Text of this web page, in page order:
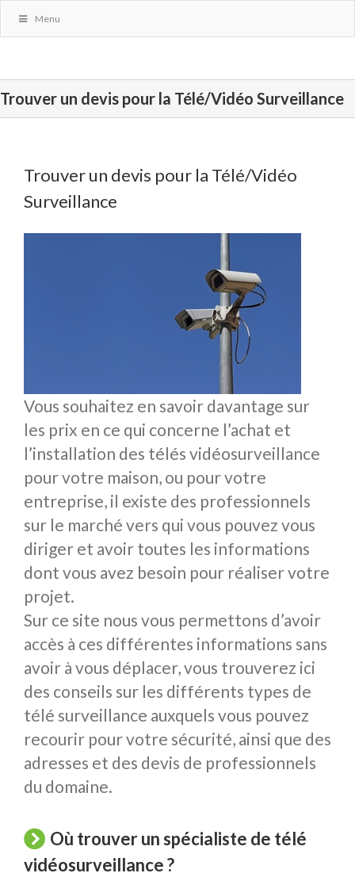
Trouver un devis pour la Télé/Vidéo Surveillance
Trouver un devis pour la Télé/Vidéo
Surveillance
Vous souhaitez en savoir davantage sur
les prix en ce qui concerne l’achat et
l’installation des télés vidéosurveillance
pour votre maison, ou pour votre
entreprise, il existe des professionnels
sur le marché vers qui vous pouvez vous
diriger et avoir toutes les informations
dont vous avez besoin pour réaliser votre
projet.
Sur ce site nous vous permettons d’avoir
accès à ces différentes informations sans
avoir à vous déplacer, vous trouverez ici
des conseils sur les différents types de
télé surveillance auxquels vous pouvez
recourir pour votre sécurité, ainsi que des
adresses et des devis de professionnels
du domaine.
Où trouver un spécialiste de télé
vidéosurveillance ?
Menu